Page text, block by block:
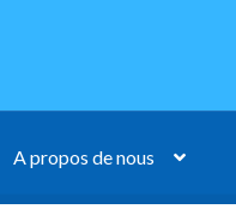
A propos de nous